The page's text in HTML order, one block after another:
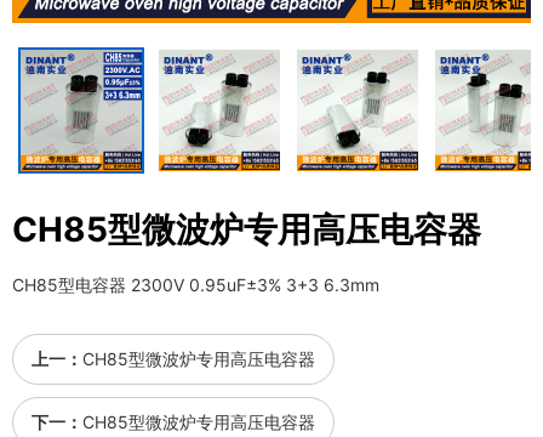
CH85型微波炉专用高压电容器
CH85型电容器 2300V 0.95uF±3% 3+3 6.3mm
上一： CH85型微波炉专用高压电容器
下一： CH85型微波炉专用高压电容器